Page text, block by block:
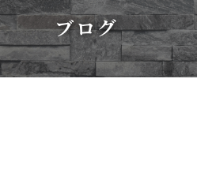
ブログ